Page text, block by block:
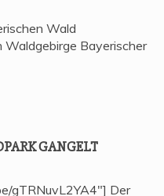
Wald
Waldgebirge Bayerischer
GANGELT
gTRNuvL2YA4"] Der